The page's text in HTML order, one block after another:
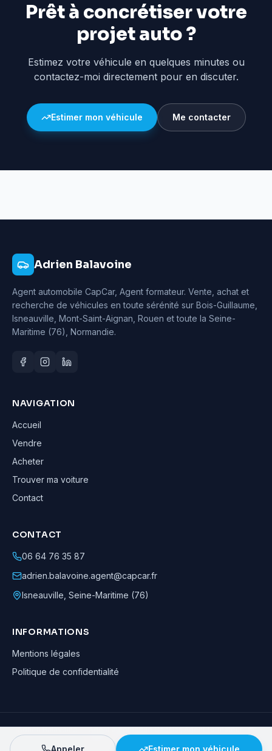
Prêt à concrétiser votre
projet auto ?
Estimez votre véhicule en quelques minutes ou
contactez-moi directement pour en discuter.
Estimer mon véhicule Me contacter
Adrien Balavoine
Agent automobile CapCar, Agent formateur. Vente, achat et
recherche de véhicules en toute sérénité sur Bois-Guillaume,
Isneauville, Mont-Saint-Aignan, Rouen et toute la Seine-
Maritime (76), Normandie.
NAVIGATION
Accueil
Vendre
Acheter
Trouver ma voiture
Contact
CONTACT
06 64 76 35 87
adrien.balavoine.agent@capcar.fr
Isneauville Seine-Maritime (76)
INFORMATIONS
Mentions légales
Politique de confidentialité
Adrien Balavoine—Agent automobile CapCar, Agent formateur· ©
· Tous droits réservés
Appeler Estimer mon véhicule